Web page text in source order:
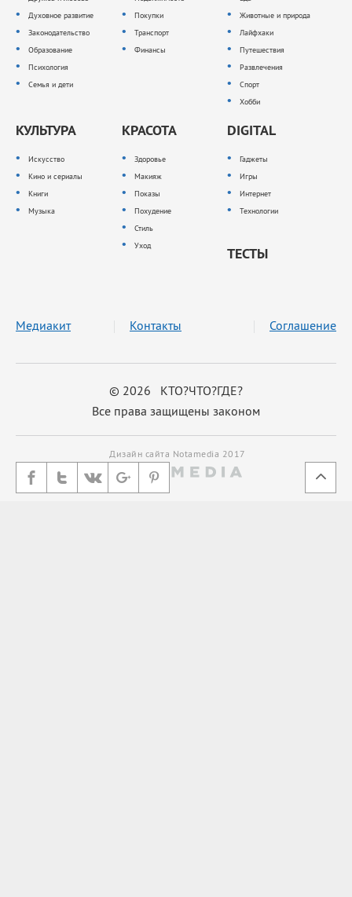
Духовное развитие
Законодательство
Образование
Психология
Семья и дети
Покупки
Транспорт
Финансы
Животные и природа
Лайфхаки
Путешествия
Развлечения
Спорт
Хобби
КУЛЬТУРА
Искусство
Кино и сериалы
Книги
Музыка
КРАСОТА
Здоровье
Макияж
Показы
Похудение
Стиль
Уход
DIGITAL
Гаджеты
Игры
Интернет
Технологии
ТЕСТЫ
© 2026 КТО?ЧТО?ГДЕ?
Все права защищены законом
Медиакит Контакты Соглашение
Дизайн сайта Notamedia 2017